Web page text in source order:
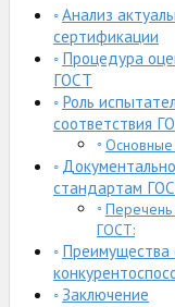
Анализ
сертификации
Процедура
ГОСТ
Роль
соответствия
Основные
стандартам
Перечень
ГОСТ:
Преимущества
Заключение